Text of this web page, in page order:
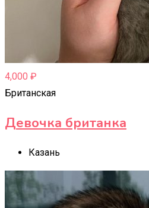
4,000 ₽
Британская
Девочка британка
Казань